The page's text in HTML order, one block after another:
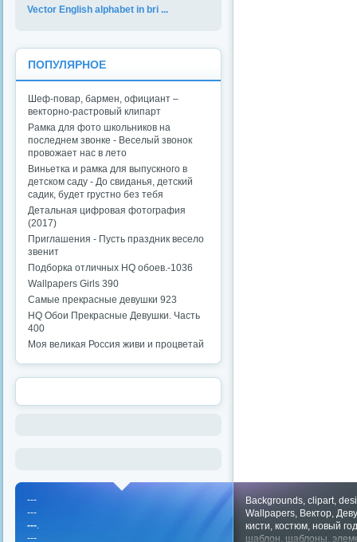
Vector English alphabet in bri ...
ПОПУЛЯРНОЕ
Шеф-повар, бармен, официант –
векторно-растровый клипарт
Рамка для фото школьников на
последнем звонке - Веселый звонок
провожает нас в лето
Виньетка и рамка для выпускного в
детском саду - До свиданья, детский
садик, будет грустно без тебя
Детальная цифровая фотография
(2017)
Приглашения - Пусть праздник весело
звенит
Подборка отличных HQ обоев.-1036
Wallpapers Girls 390
Самые прекрасные девушки 923
HQ Обои Прекрасные Девушки. Часть
400
Моя великая Россия живи и процветай
Backgrounds, clipart,
Wallpapers, Вектор,
кисти, костюм, новый год
шаблон, шаблоны,
---
---
---.
---